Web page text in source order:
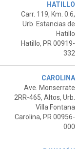
HATILLO
Carr. 119, Km. 0.6,
Urb. Estancias de
Hatillo
Hatillo, PR 00919-
332
CAROLINA
Ave. Monserrate
2RR-465, Altos, Urb.
Villa Fontana
Carolina, PR 00956-
000